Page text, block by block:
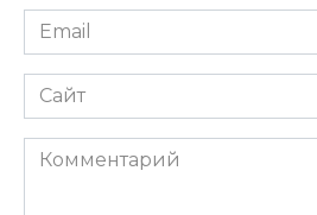
Email
*
Сайт
Комментарий